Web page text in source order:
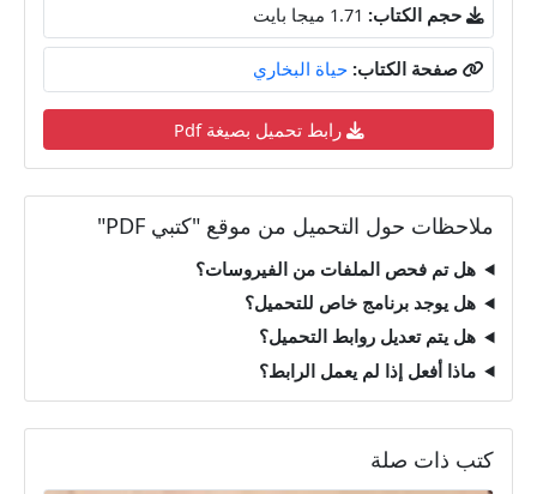
حجم الكتاب: 1.71 ميجا بايت
صفحة الكتاب: حياة البخاري
رابط تحميل بصيغة Pdf
ملاحظات حول التحميل من موقع "كتبي PDF"
هل تم فحص الملفات من الفيروسات؟
هل يوجد برنامج خاص للتحميل؟
هل يتم تعديل روابط التحميل؟
ماذا أفعل إذا لم يعمل الرابط؟
كتب ذات صلة